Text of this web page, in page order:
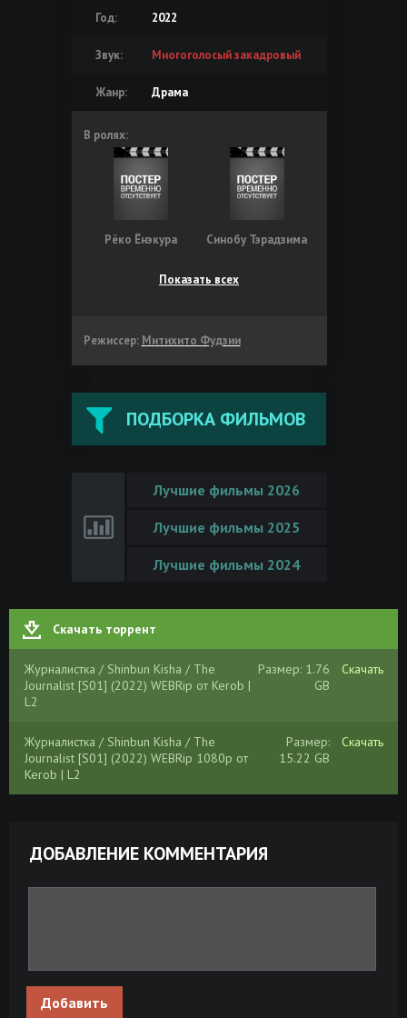
Год: 2022
Звук: Многоголосый закадровый
Жанр: Драма
В ролях:
Рёко Ёнэкура Синобу Тэрадзима
Показать всех
Режиссер: Митихито Фудзии
ПОДБОРКА ФИЛЬМОВ
Лучшие фильмы 2026
Лучшие фильмы 2025
Лучшие фильмы 2024
Скачать торрент
Журналистка / Shinbun Kisha / The
Journalist [S01] (2022) WEBRip от Kerob |
L2
Размер: 1.76
GB
Скачать
Журналистка / Shinbun Kisha / The
Journalist [S01] (2022) WEBRip 1080p от
Kerob | L2
Размер:
15.22 GB
Скачать
ДОБАВЛЕНИЕ КОММЕНТАРИЯ
Добавить